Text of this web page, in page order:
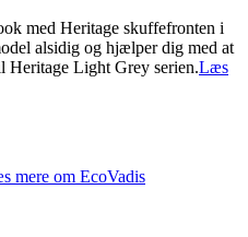
med Heritage skuffefronten i
alsidig og hjælper dig med at
Heritage Light Grey serien.Læs
mere om EcoVadis